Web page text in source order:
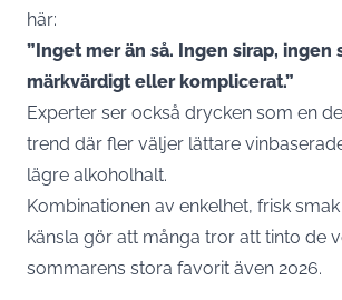
här:
”Inget mer än så. Ingen sirap, ingen
märkvärdigt eller komplicerat.”
Experter ser också drycken som en
trend där fler väljer lättare
lägre alkoholhalt.
Kombinationen av enkelhet, frisk
känsla gör att många tror att tinto de
sommarens stora favorit även 2026.